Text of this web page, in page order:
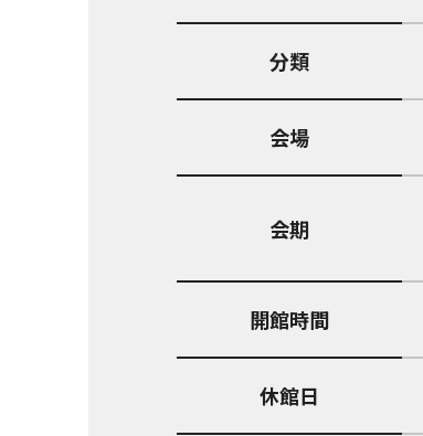
分類
会場
会期
開館時間
休館日